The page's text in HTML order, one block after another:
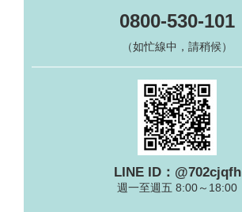
0800-530-101
（如忙線中，請稍候）
LINE ID：@702cjqfh
週一至週五 8:00～18:00